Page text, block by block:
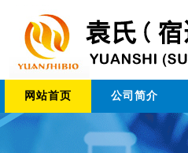
网站首页 公司简介